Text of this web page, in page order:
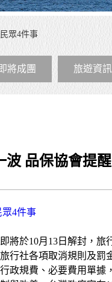
眾4件事
即將成團 旅遊資訊
波 品保協會提
4件事
將於10月13日解封，
行社各項取消規則及
政規費、必要費用單據